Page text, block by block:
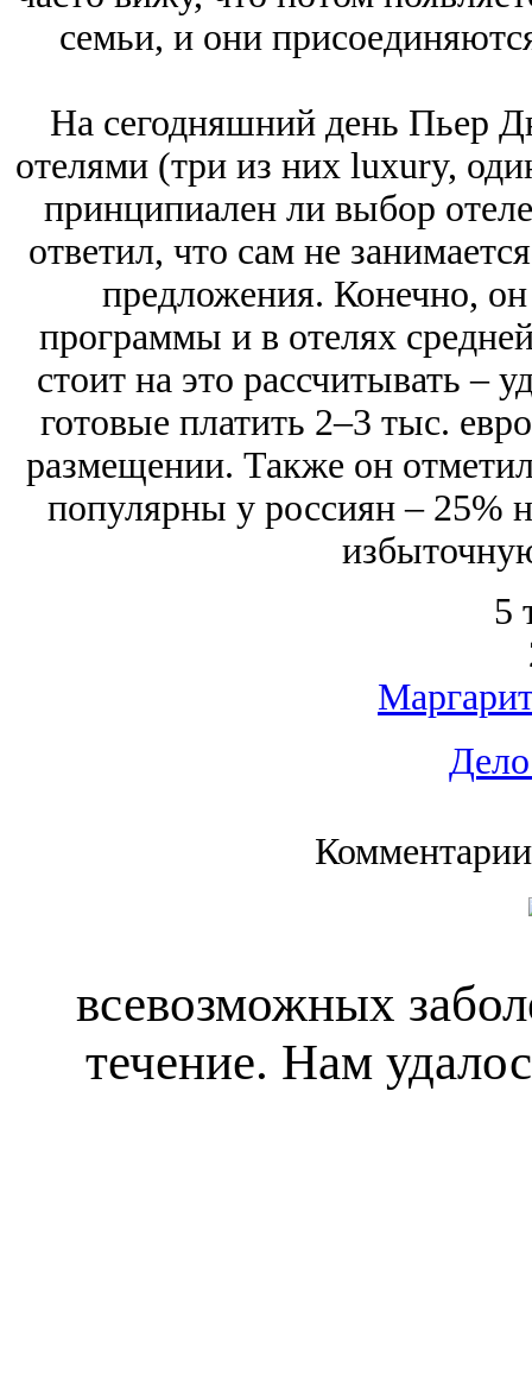
семьи, и они
На сегодняшний день Пьер
отелями (три из них luxury,
принципиален ли выбор
ответил, что сам не
предложения. Конечно,
программы и в отелях
стоит на это рассчитывать –
готовые платить 2–3 тыс.
размещении. Также он
популярны у россиян – 25%
5
всевозможных
течение. Нам